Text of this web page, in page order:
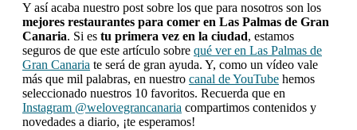
Y así acaba nuestro post sobre los que para nosotros son los
mejores restaurantes para comer en Las Palmas de Gran
Canaria. Si es tu primera vez en la ciudad, estamos
seguros de que este artículo sobre qué ver en Las Palmas de
Gran Canaria te será de gran ayuda. Y, como un vídeo vale
más que mil palabras, en nuestro canal de YouTube hemos
seleccionado nuestros 10 favoritos. Recuerda que en
Instagram @welovegrancanaria compartimos contenidos y
novedades a diario, ¡te esperamos!